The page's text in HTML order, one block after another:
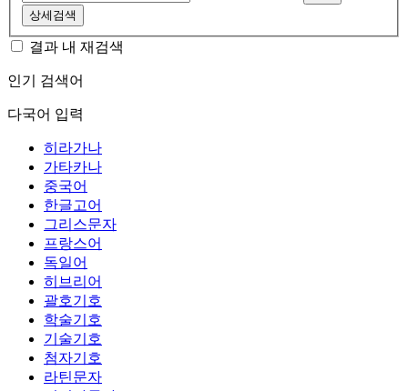
상세검색
결과 내 재검색
인기 검색어
다국어 입력
히라가나
가타카나
중국어
한글고어
그리스문자
프랑스어
독일어
히브리어
괄호기호
학술기호
기술기호
첨자기호
라틴문자